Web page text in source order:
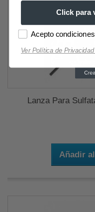
Lanza Para
Añadir
Click para
Acepto
Ver Política de